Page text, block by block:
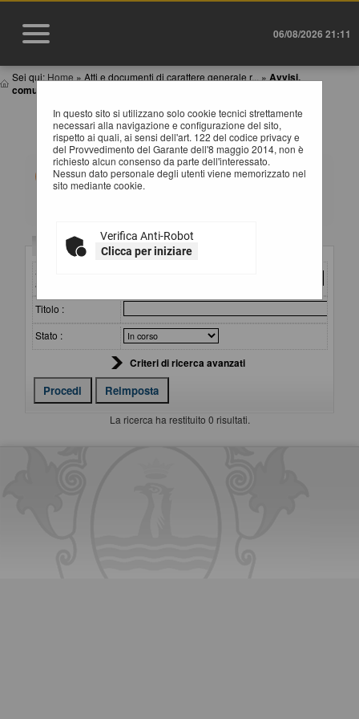
06/08/2026 21:11
Sei qui: Home » Atti e documenti di carattere generale r... » Avvisi,
comunicazioni e atti di caratter...
In questo sito si utilizzano solo cookie tecnici strettamente
necessari alla navigazione e configurazione del sito,
rispetto ai quali, ai sensi dell'art. 122 del codice privacy e
del Provvedimento del Garante dell'8 maggio 2014, non è
richiesto alcun consenso da parte dell'interessato.
Nessun dato personale degli utenti viene memorizzato nel
sito mediante cookie.
Verifica Anti-Robot
Clicca per iniziare
AVVISI, COMUNICAZIONI E ATTI DI CARATTERE
GENERALE
All'interno di questa sezione è possibile consultare
avvisi, atti e documenti di carattere generale riferiti a
tutte le procedure, quali ad esempio la documentazione
lavori (con le eventuali opere incompiute) e dei servizi e
forniture, ecc.
Per ciascuna pubblicazione sono consultabili i relativi
Criteri di ricerca
Stazione
appaltante :
Titolo :
Stato :
Criteri di ricerca avanzati
La ricerca ha restituito 0 risultati.